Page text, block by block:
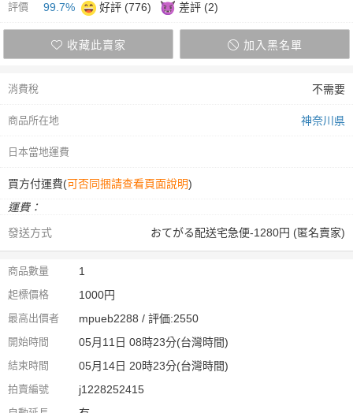
評價 99.7% 好評 (776) 差評 (2)
收藏此賣家 加入黑名單
消費稅 不需要
商品所在地 神奈川県
日本當地運費
買方付運費(可否同捆請查看頁面說明)
運費：
發送方式
おてがる配送宅急便-1280円 (匿名賣家)
商品數量 1
起標價格 1000円
最高出價者 mpueb2288 / 評価:2550
開始時間 05月11日 08時23分(台灣時間)
結束時間 05月14日 20時23分(台灣時間)
拍賣編號 j1228252415